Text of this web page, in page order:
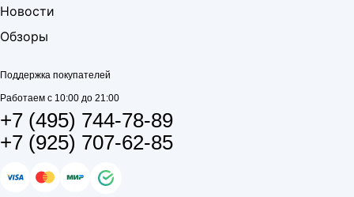
Новости
Обзоры
Поддержка покупателей
Работаем с 10:00 до 21:00
+7 (495) 744-78-89
+7 (925) 707-62-85